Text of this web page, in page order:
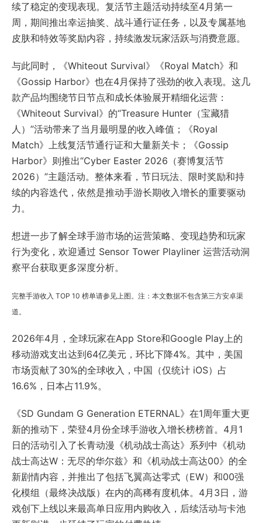
续了稳定的变现表现。复活节主题活动持续至4月第一
周，期间推出幸运抽奖、战斗通行证任务，以及专属基地
皮肤和特效等奖励内容，持续激发玩家活跃与消费意愿。
与此同时，《Whiteout Survival》《Royal Match》和
《Gossip Harbor》也在4月保持了强劲的收入表现。这几
款产品均围绕节日节点和成长体验展开精细化运营：
《Whiteout Survival》的“Treasure Hunter（宝藏猎
人）”活动带来了当月最明显的收入峰值；《Royal
Match》上线复活节通行证和大量新关卡；《Gossip
Harbor》则推出“Cyber Easter 2026（赛博复活节
2026）”主题活动。整体来看，节日玩法、限时奖励和持
续的内容迭代，依然是推动手游长期收入增长的重要驱动
力。
想进一步了解全球手游市场的运营策略、变现趋势和玩家
行为变化，欢迎通过 Sensor Tower Playliner 运营活动洞
察平台获取更多深度分析。
完整手游收入 TOP 10 榜单请参见上图。注：本文数据不包含第三方安卓渠
道。
2026年4月，全球玩家在App Store和Google Play上的
移动游戏支出达到64亿美元，环比下降4%。其中，美国
市场贡献了30%的全球收入，中国（仅统计 iOS）占
16.6%，日本占11.9%。
《SD Gundam G Generation ETERNAL》在1周年重大更
新的推动下，荣登4月份全球手游收入增长榜榜首。4月1
日的活动引入了长青动漫《机动战士高达》系列中《机动
战士高达W：无尽的华尔兹》和《机动战士高达00》的全
新剧情内容，并推出了包括飞翼高达零式（EW）和00强
化模组（最终决战版）在内的高稀有度机体。4月3日，游
戏创下上线以来最高单日应用内购收入，后续活动与卡池